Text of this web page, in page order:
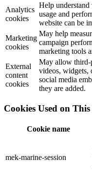
Analytics
cookies
Help understand
usage and
website can be
Marketing
cookies
May help
campaign
marketing tools
External
content
cookies
May allow third-
videos, widgets,
social media
they are added.
Cookies Used on This
Cookie name
mek-marine-session